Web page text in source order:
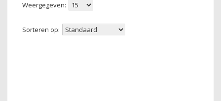
Weergegeven:
Sorteren op: